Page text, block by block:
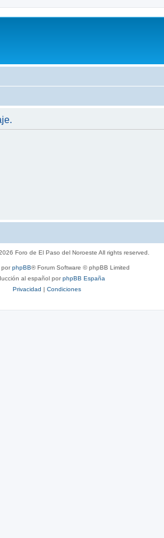
Foro de El Paso del Noroeste All rights reserved.
porphpBB® Forum Software © phpBB Limited
al español porphpBB España
Privacidad | Condiciones